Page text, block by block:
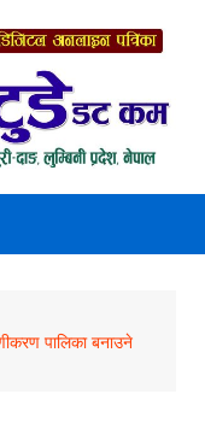
पालिका बनाउने